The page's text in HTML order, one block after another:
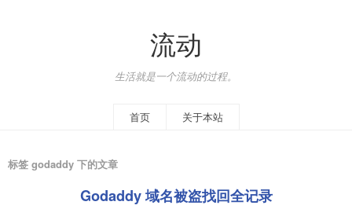
流动
生活就是一个流动的过程。
首页 关于本站
标签 godaddy 下的文章
Godaddy 域名被盗找回全记录